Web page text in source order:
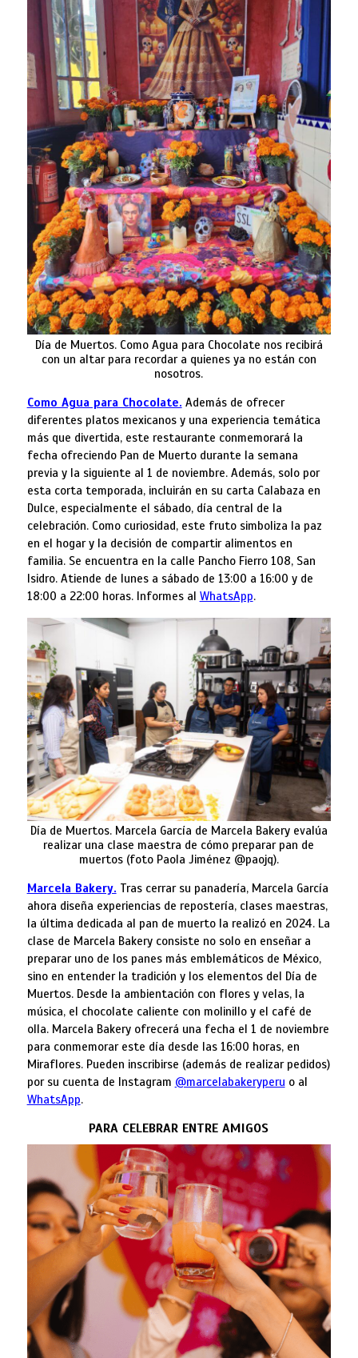
Día de Muertos. Como Agua para Chocolate nos recibirá
con un altar para recordar a quienes ya no están con
nosotros.
Como Agua para Chocolate. Además de ofrecer
diferentes platos mexicanos y una experiencia temática
más que divertida, este restaurante conmemorará la
fecha ofreciendo Pan de Muerto durante la semana
previa y la siguiente al 1 de noviembre. Además, solo por
esta corta temporada, incluirán en su carta Calabaza en
Dulce, especialmente el sábado, día central de la
celebración. Como curiosidad, este fruto simboliza la paz
en el hogar y la decisión de compartir alimentos en
familia. Se encuentra en la calle Pancho Fierro 108, San
Isidro. Atiende de lunes a sábado de 13:00 a 16:00 y de
18:00 a 22:00 horas. Informes al WhatsApp.
Día de Muertos. Marcela García de Marcela Bakery evalúa
realizar una clase maestra de cómo preparar pan de
muertos (foto Paola Jiménez @paojq).
Marcela Bakery. Tras cerrar su panadería, Marcela García
ahora diseña experiencias de repostería, clases maestras,
la última dedicada al pan de muerto la realizó en 2024. La
clase de Marcela Bakery consiste no solo en enseñar a
preparar uno de los panes más emblemáticos de México,
sino en entender la tradición y los elementos del Día de
Muertos. Desde la ambientación con flores y velas, la
música, el chocolate caliente con molinillo y el café de
olla. Marcela Bakery ofrecerá una fecha el 1 de noviembre
para conmemorar este día desde las 16:00 horas, en
Miraflores. Pueden inscribirse (además de realizar pedidos)
por su cuenta de Instagram @marcelabakeryperu o al
WhatsApp.
PARA CELEBRAR ENTRE AMIGOS